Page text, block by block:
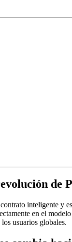
de
inteligente y
en el
usuarios globales.